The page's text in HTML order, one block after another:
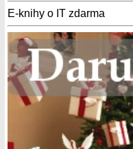
E-knihy o IT zdarma